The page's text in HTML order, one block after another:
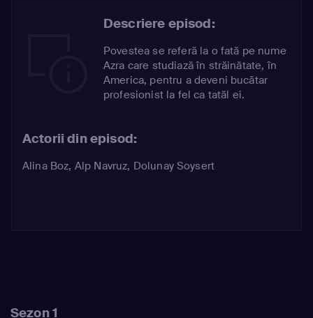
Descriere episod:
Povestea se referă la o fată pe nume
Azra care studiază în străinătate, în
America, pentru a deveni bucătar
profesionist la fel ca tatăl ei.
Actorii din episod:
Alina Boz, Alp Navruz, Dolunay Soysert
Sezon 1